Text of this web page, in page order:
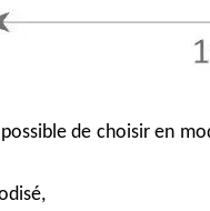
de choisir en